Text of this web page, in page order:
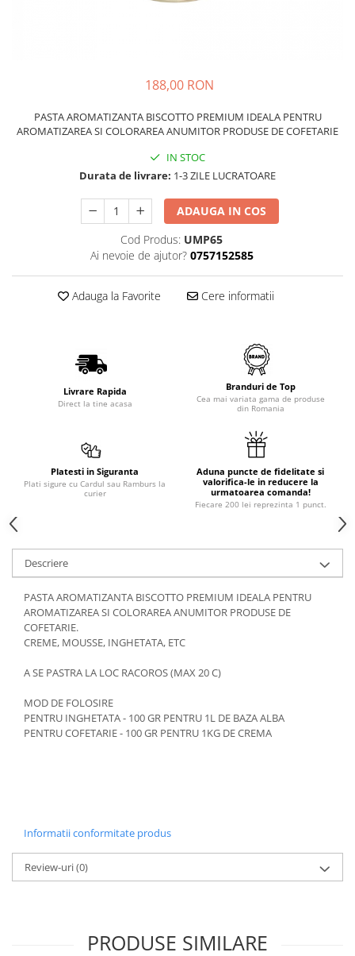
188,00 RON
PASTA AROMATIZANTA BISCOTTO PREMIUM IDEALA PENTRU
AROMATIZAREA SI COLORAREA ANUMITOR PRODUSE DE COFETARIE
IN STOC
Durata de livrare: 1-3 ZILE LUCRATOARE
ADAUGA IN COS
Cod Produs: UMP65
Ai nevoie de ajutor? 0757152585
Adauga la Favorite Cere informatii
Livrare Rapida
Direct la tine acasa
Branduri de Top
Cea mai variata gama de produse
din Romania
Platesti in Siguranta
Plati sigure cu Cardul sau Ramburs la
curier
Aduna puncte de fidelitate si
valorifica-le in reducere la
urmatoarea comanda!
Fiecare 200 lei reprezinta 1 punct.
Descriere
PASTA AROMATIZANTA BISCOTTO PREMIUM IDEALA PENTRU
AROMATIZAREA SI COLORAREA ANUMITOR PRODUSE DE
COFETARIE.
CREME, MOUSSE, INGHETATA, ETC
A SE PASTRA LA LOC RACOROS (MAX 20 C)
MOD DE FOLOSIRE
PENTRU INGHETATA - 100 GR PENTRU 1L DE BAZA ALBA
PENTRU COFETARIE - 100 GR PENTRU 1KG DE CREMA
Informatii conformitate produs
Review-uri(0)
PRODUSE SIMILARE